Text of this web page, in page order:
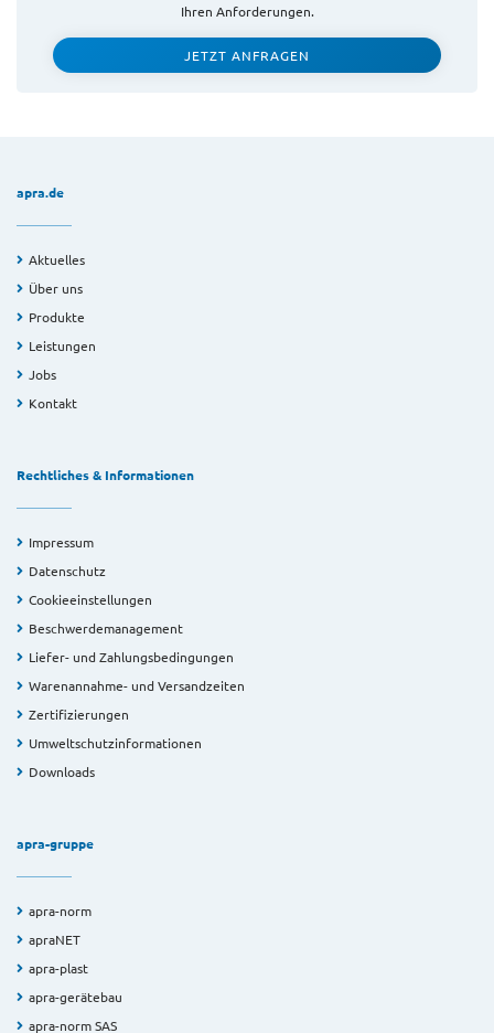
Ihren Anforderungen.
JETZT ANFRAGEN
apra.de
Aktuelles
Über uns
Produkte
Leistungen
Jobs
Kontakt
Rechtliches & Informationen
Impressum
Datenschutz
Cookieeinstellungen
Beschwerdemanagement
Liefer- und Zahlungsbedingungen
Warenannahme- und Versandzeiten
Zertifizierungen
Umweltschutzinformationen
Downloads
apra-gruppe
apra-norm
apraNET
apra-plast
apra-gerätebau
apra-norm SAS